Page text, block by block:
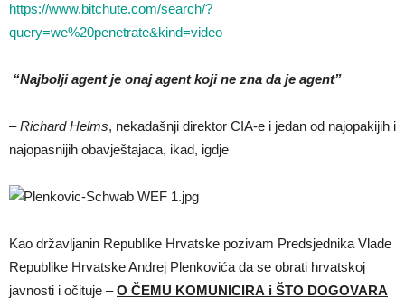
https://www.bitchute.com/search/?
query=we%20penetrate&kind=video
“Najbolji agent je onaj agent koji ne zna da je agent”
–Richard Helms, nekadašnji direktor CIA-e i jedan od najopakijih i
najopasnijih obavještajaca, ikad, igdje
Kao državljanin Republike Hrvatske pozivam Predsjednika Vlade
Republike Hrvatske Andrej Plenkovića da se obrati hrvatskoj
javnosti i očituje –O ČEMU KOMUNICIRA i ŠTO DOGOVARA